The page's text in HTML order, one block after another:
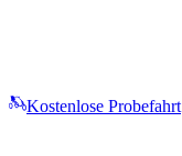
Kostenlose Probefahrt